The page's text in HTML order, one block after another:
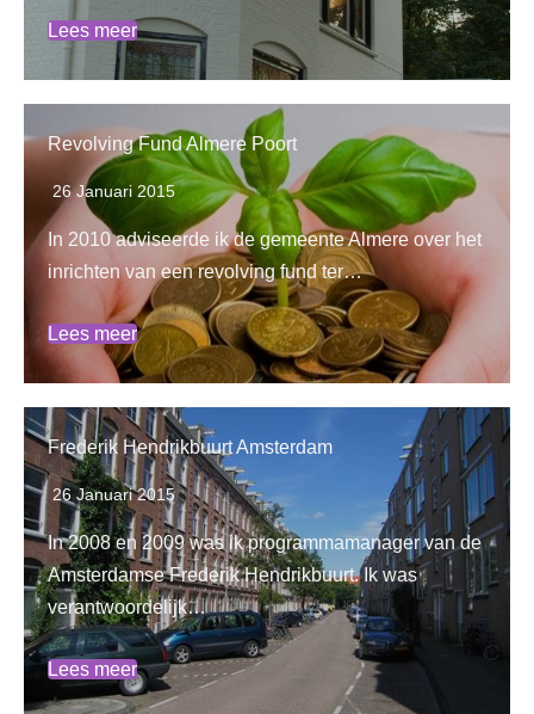
Lees meer
Revolving Fund Almere Poort
26 Januari 2015
In 2010 adviseerde ik de gemeente Almere over het
inrichten van een revolving fund ter…
Lees meer
Frederik Hendrikbuurt Amsterdam
26 Januari 2015
In 2008 en 2009 was ik programmamanager van de
Amsterdamse Frederik Hendrikbuurt. Ik was
verantwoordelijk…
Lees meer